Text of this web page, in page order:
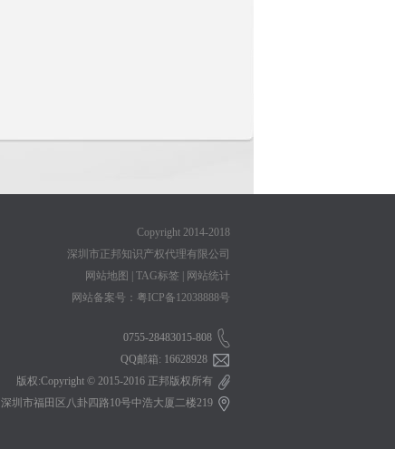
Copyright 2014-2018
深圳市正邦知识产权代理有限公司
网站地图
TAG标签
网站统计
网站备案号：粤ICP备12038888号
0755-28483015-808
QQ邮箱: 16628928
版权:Copyright © 2015-2016 正邦版权所有
深圳市福田区八卦四路10号中浩大厦二楼219